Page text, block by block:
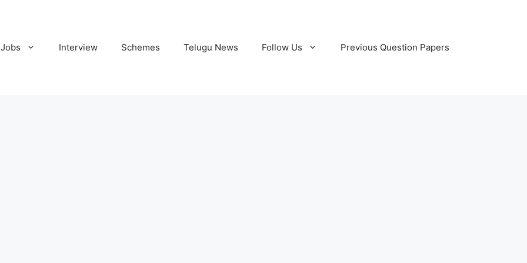
Jobs Interview Schemes Telugu News Follow Us Previous Question Papers